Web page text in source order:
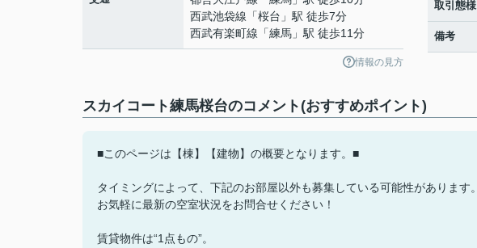
西武池袋線 「桜台 」駅 徒歩7分
西武有楽町線 「練馬 」駅 徒歩11分
情報の見方
取引態様
備考
スカイコート練馬桜台のコメント(おすすめポイント)
■このページは【棟】【建物】の概要となります。■
タイミングによって、下記のお部屋以外も募集している可能性があります。
お気軽に最新の空室状況をお問合せください！
賃貸物件は“1点もの”。